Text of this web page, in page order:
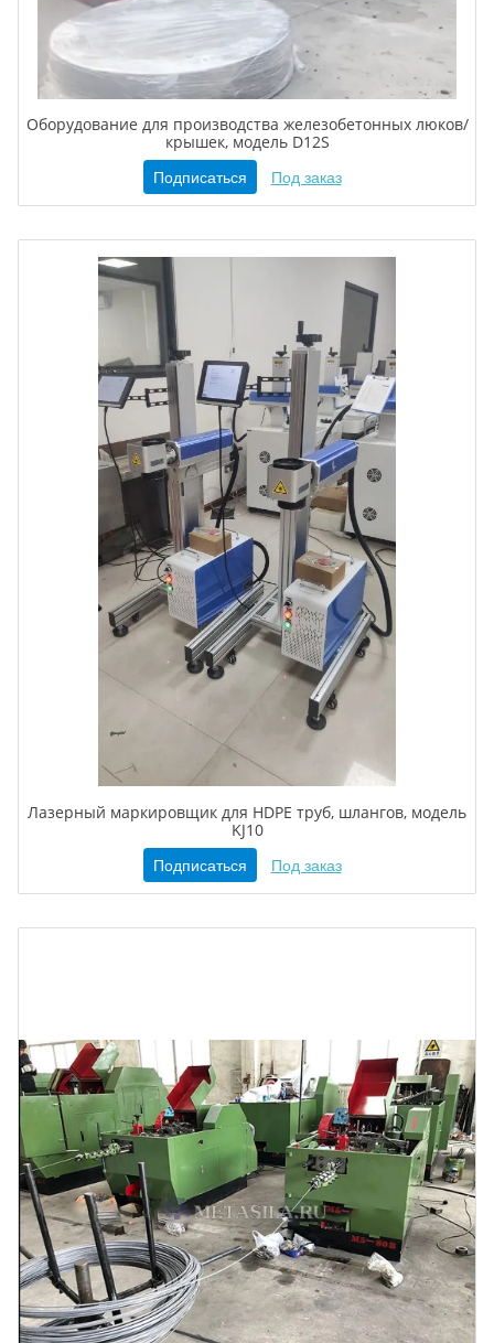
Оборудование для производства железобетонных люков/
крышек, модель D12S
Подписаться Под заказ
Лазерный маркировщик для HDPE труб, шлангов, модель
KJ10
Подписаться Под заказ